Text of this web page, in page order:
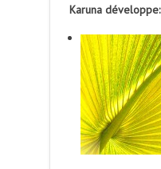
Karuna développe: